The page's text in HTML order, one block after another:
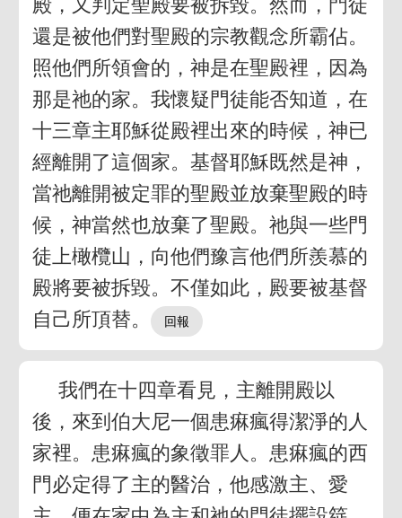
殿，又判定聖殿要被拆毀。然而，門徒
還是被他們對聖殿的宗教觀念所霸佔。
照他們所領會的，神是在聖殿裡，因為
那是祂的家。我懷疑門徒能否知道，在
十三章主耶穌從殿裡出來的時候，神已
經離開了這個家。基督耶穌既然是神，
當祂離開被定罪的聖殿並放棄聖殿的時
候，神當然也放棄了聖殿。祂與一些門
徒上橄欖山，向他們豫言他們所羨慕的
殿將要被拆毀。不僅如此，殿要被基督
自己所頂替。
我們在十四章看見，主離開殿以
後，來到伯大尼一個患痳瘋得潔淨的人
家裡。患痳瘋的象徵罪人。患痳瘋的西
門必定得了主的醫治，他感激主、愛